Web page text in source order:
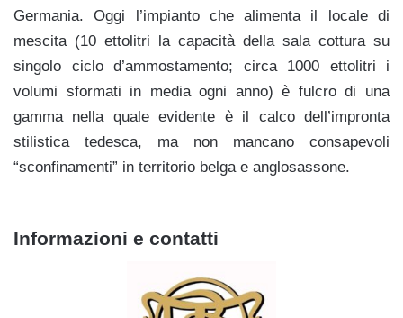
Germania. Oggi l’impianto che alimenta il locale di
mescita (10 ettolitri la capacità della sala cottura su
singolo ciclo d’ammostamento; circa 1000 ettolitri i
volumi sformati in media ogni anno) è fulcro di una
gamma nella quale evidente è il calco dell’impronta
stilistica tedesca, ma non mancano consapevoli
“sconfinamenti” in territorio belga e anglosassone.
Informazioni e contatti